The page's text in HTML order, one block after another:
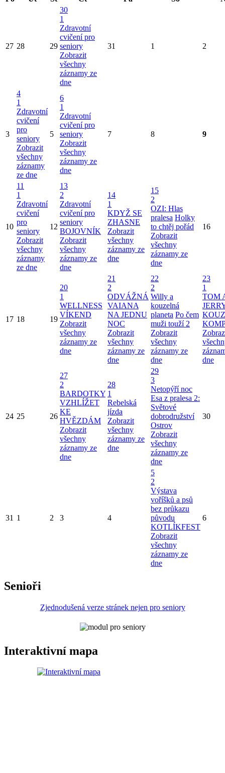
27 28 29
30
1
Zdravotní
cvičení pro
seniory
Zobrazit
všechny
záznamy ze
dne
31 1 2
3
4
1
Zdravotní
cvičení
pro
seniory
Zobrazit
všechny
záznamy
ze dne
5
6
1
Zdravotní
cvičení pro
seniory
Zobrazit
všechny
záznamy ze
dne
7 8 9
10
11
1
Zdravotní
cvičení
pro
seniory
Zobrazit
všechny
záznamy
ze dne
12
13
2
Zdravotní
cvičení pro
seniory
BOJOVNÍK
Zobrazit
všechny
záznamy ze
dne
14
1
KDYŽ SE
ZHASNE
Zobrazit
všechny
záznamy ze
dne
15
2
OZI: Hlas
pralesa Holky
to chtěj pořád
Zobrazit
všechny
záznamy ze
dne
16
17 18 19
20
1
WELLNESS
VÍKEND
Zobrazit
všechny
záznamy ze
dne
21
2
ODVÁŽNÁ
VAIANA
NA JEDNU
NOC
Zobrazit
všechny
záznamy ze
dne
22
2
Willy a
kouzelná
planeta Po čem
muži touží 2
Zobrazit
všechny
záznamy ze
dne
23
1
TOM
dne
24 25 26
27
2
BARDOTKY
VZHLÍŽET
KE
HVĚZDÁM
Zobrazit
všechny
záznamy ze
dne
28
1
Rebelská
jízda
Zobrazit
všechny
záznamy ze
dne
29
3
Netopýří noc
Esa z pralesa 2:
Světové
dobrodružství
Ostrov
Zobrazit
všechny
záznamy ze
dne
30
31 1 2 3 4
5
2
Výstava
voříšků a psů
bez průkazu
původu
KOTLÍKFEST
Zobrazit
všechny
záznamy ze
dne
6
Senioři
Zjednodušená verze stránek nejen pro seniory
Interaktivní mapa